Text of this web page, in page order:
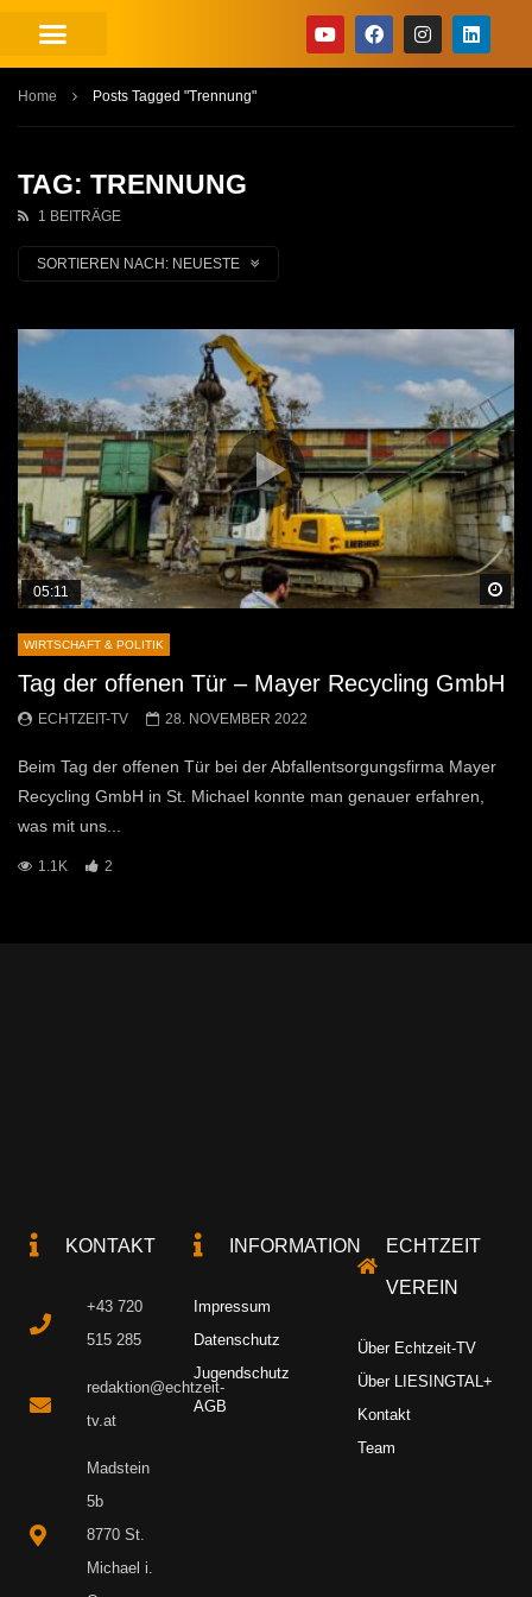
Home Posts Tagged "Trennung"
TAG: TRENNUNG
1 BEITRÄGE
SORTIEREN NACH: NEUESTE
05:11
WIRTSCHAFT & POLITIK
Tag der offenen Tür – Mayer Recycling GmbH
ECHTZEIT-TV 28. NOVEMBER 2022
Beim Tag der offenen Tür bei der Abfallentsorgungsfirma Mayer
Recycling GmbH in St. Michael konnte man genauer erfahren,
was mit uns...
1.1K 2
KONTAKT
+43 720
515 285
redaktion@echtzeit-
tv.at
Madstein
5b
8770 St.
Michael i.
INFORMATION
Impressum
Datenschutz
Jugendschutz
AGB
ECHTZEIT
VEREIN
Über Echtzeit-TV
Über LIESINGTAL+
Kontakt
Team